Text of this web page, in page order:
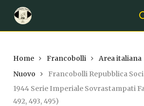
main
Home Francobolli Area italiana
Nuovo
Francobolli Repubblica
1944 Serie Imperiale Sovrastampati
492, 493, 495)